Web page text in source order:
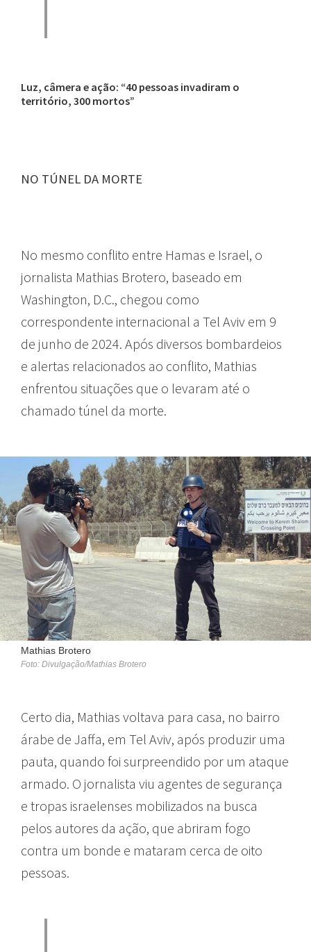
Luz, câmera e ação: “40 pessoas invadiram o
território, 300 mortos”
NO TÚNEL DA MORTE
No mesmo conflito entre Hamas e Israel, o
jornalista Mathias Brotero, baseado em
Washington, D.C., chegou como
correspondente internacional a Tel Aviv em 9
de junho de 2024. Após diversos bombardeios
e alertas relacionados ao conflito, Mathias
enfrentou situações que o levaram até o
chamado túnel da morte.
Mathias Brotero
Foto: Divulgação/Mathias Brotero
Certo dia, Mathias voltava para casa, no bairro
árabe de Jaffa, em Tel Aviv, após produzir uma
pauta, quando foi surpreendido por um ataque
armado. O jornalista viu agentes de segurança
e tropas israelenses mobilizados na busca
pelos autores da ação, que abriram fogo
contra um bonde e mataram cerca de oito
pessoas.